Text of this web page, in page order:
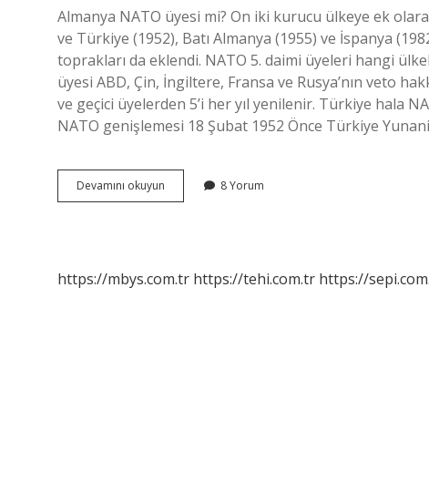
Almanya NATO üyesi mi? On iki kurucu ülkeye ek
ve Türkiye (1952), Batı Almanya (1955) ve İspanya
toprakları da eklendi. NATO 5. daimi üyeleri hangi
üyesi ABD, Çin, İngiltere, Fransa ve Rusya’nın veto
ve geçici üyelerden 5’i her yıl yenilenir. Türkiye hala
NATO genişlemesi 18 Şubat 1952 Önce Türkiye
Devamını okuyun Almanya
Natoya
8 Yorum
https://mbys.com.tr https://tehi.com.tr https://